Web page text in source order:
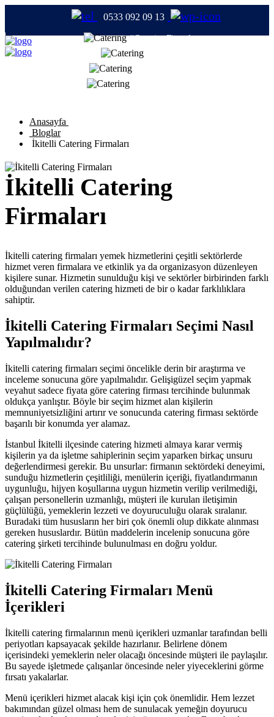
0533 092 09 13
#CateringFirmaları
Anasayfa
Bloglar
İkitelli Catering Firmaları
İkitelli Catering
Firmaları
İkitelli catering firmaları yemek hizmetlerini çeşitli sektörlerde
hizmet veren firmalara ve etkinlik ya da organizasyon düzenleyen
kişilere sunar. Hizmetin sunulduğu kişi ve sektörler birbirinden farklı
olduğundan verilen catering hizmeti de bir o kadar farklılıklara
sahiptir.
İkitelli Catering Firmaları Seçimi Nasıl
Yapılmalıdır?
İkitelli catering firmaları seçimi öncelikle derin bir araştırma ve
inceleme sonucuna göre yapılmalıdır. Gelişigüzel seçim yapmak
veyahut sadece fiyata göre catering firması tercihinde bulunmak
oldukça yanlıştır. Böyle bir seçim hizmet alan kişilerin
memnuniyetsizliğini artırır ve sonucunda catering firması sektörde
başarılı bir konumda yer alamaz.
İstanbul İkitelli ilçesinde catering hizmeti almaya karar vermiş
kişilerin ya da işletme sahiplerinin seçim yaparken birkaç unsuru
değerlendirmesi gerekir. Bu unsurlar: firmanın sektördeki deneyimi,
sunduğu hizmetlerin çeşitliliği, menülerin içeriği, fiyatlandırmanın
uygunluğu, hijyen koşullarına uygun hizmetin verilip verilmediği,
çalışan personellerin uzmanlığı, müşteri ile kurulan iletişimin
güçlülüğü, yemeklerin lezzeti ve doyuruculuğu olarak sıralanır.
Buradaki tüm hususların her biri çok önemli olup dikkate alınması
gereken hususlardır. Bütün maddelerin incelenip sonucuna göre
catering şirketi tercihinde bulunulması en doğru yoldur.
İkitelli Catering Firmaları Menü
İçerikleri
İkitelli catering firmalarının menü içerikleri uzmanlar tarafından belli
periyotları kapsayacak şekilde hazırlanır. Belirlene dönem
içerisindeki yemeklerin neler olacağı öncesinde müşteri ile paylaşılır.
Bu sayede işletmede çalışanlar öncesinde neler yiyeceklerini görme
fırsatı yakalarlar.
Menü içerikleri hizmet alacak kişi için çok önemlidir. Hem lezzet
bakımından güzel olması hem de sunulacak yemeğin doyurucu